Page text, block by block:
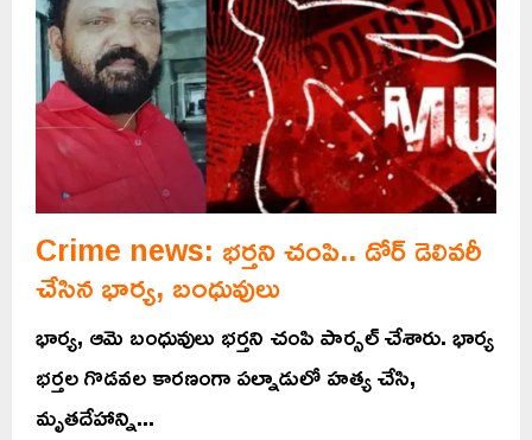
Crime news: భర్తని చంపి.. డోర్ డెలివరీ
చేసిన భార్య, బంధువులు
భార్య, ఆమె బంధువులు భర్తని చంపి పార్సల్ చేశారు. భార్య
భర్తల గొడవల కారణంగా పల్నాడులో హత్య చేసి,
మృతదేహాన్ని...